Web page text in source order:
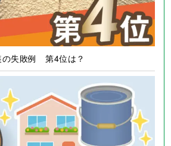
の失敗例 第4位は？